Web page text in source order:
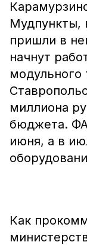
Мудпункты,
пришли в
начнут
модульного
миллиона
бюджета.
июня, а в
Как